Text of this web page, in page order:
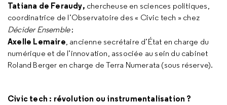
Tatiana de Feraudy, chercheuse en sciences politiques,
coordinatrice de l’Observatoire des « Civic tech » chez
Décider Ensemble;
Axelle Lemaire, ancienne secrétaire d’État en charge du
numérique et de l’innovation, associée au sein du cabinet
Roland Berger en charge de Terra Numerata (sous réserve).
Civic tech : révolution ou instrumentalisation ?